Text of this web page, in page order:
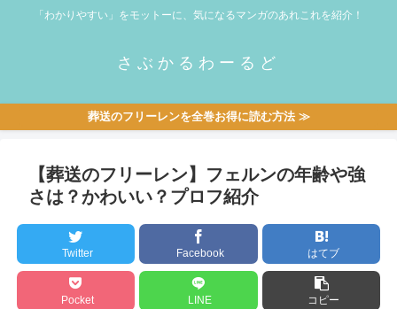
「わかりやすい」をモットーに、気になるマンガのあれこれを紹介！
さぶかるわーるど
葬送のフリーレンを全巻お得に読む方法 ≫
【葬送のフリーレン】フェルンの年齢や強
さは？かわいい？プロフ紹介
Twitter Facebook はてブ
Pocket LINE コピー